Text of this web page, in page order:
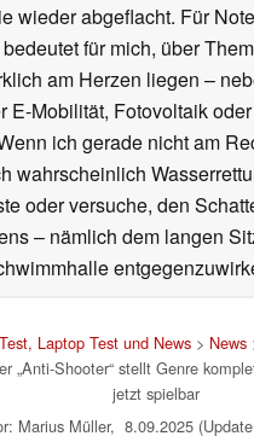
wieder abgeflacht. Für
für mich, über
am Herzen liegen –
E-Mobilität, Fotovoltaik
ich gerade nicht am
wahrscheinlich
oder versuche, den
– nämlich dem langen
Laptop Test und News> News
„Anti-Shooter“ stellt Genre
jetzt spielbar
Marius Müller, 8.09.2025